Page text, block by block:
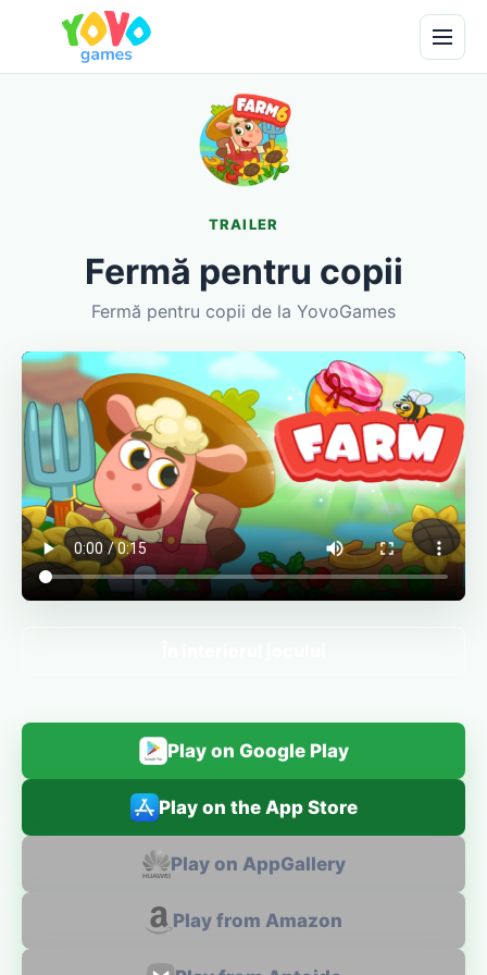
TRAILER
Fermă pentru copii
Fermă pentru copii de la YovoGames
Play on Google Play
Play on the App Store
Play on AppGallery
Play from Amazon